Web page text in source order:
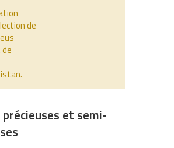
de
de
et semi-